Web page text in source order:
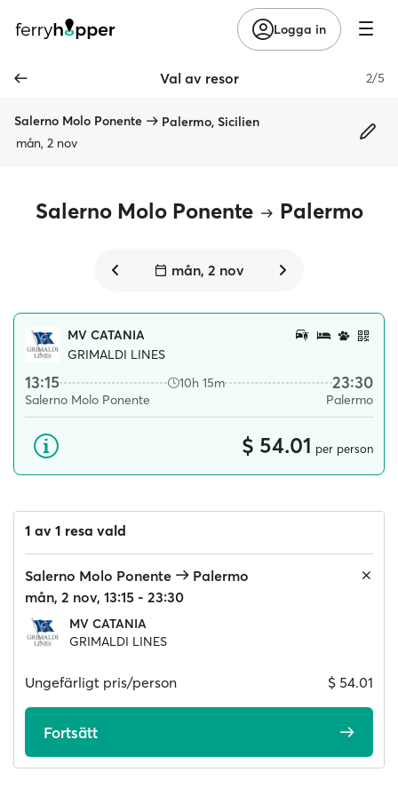
Logga in
Val av resor 2/5
Salerno Molo Ponente
Palermo, Sicilien
mån, 2 nov
Salerno Molo Ponente Palermo
mån, 2 nov
MV CATANIA
GRIMALDI LINES
13:15 10h 15m 23:30
Salerno Molo Ponente Palermo
$ 54.01 per person
1 av 1 resa vald
Salerno Molo Ponente
Palermo
mån, 2 nov, 13:15 - 23:30
MV CATANIA
GRIMALDI LINES
Ungefärligt pris/person $ 54.01
Fortsätt